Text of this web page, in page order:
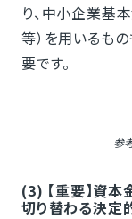
り、中小企業基
等）を用いるも
要です。
参
(3) 【重要】資
切り替わる決定